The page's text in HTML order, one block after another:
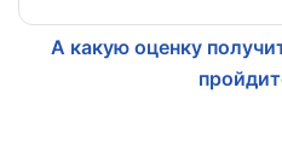
А какую оценку